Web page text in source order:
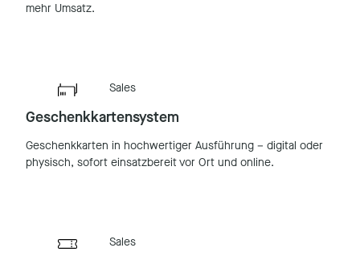
mehr Umsatz.
Sales
Geschenkkartensystem
Geschenkkarten in hochwertiger Ausführung – digital oder
physisch, sofort einsatzbereit vor Ort und online.
Sales